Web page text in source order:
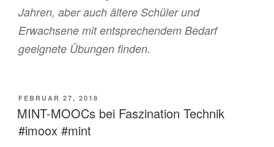
Jahren, aber auch ältere Schüler und
Erwachsene mit entsprechendem Bedarf
geeignete Übungen finden.
VERÖFFENTLICHT
AM
FEBRUAR 27, 2018
MINT-MOOCs bei Faszination Technik
#imoox #mint